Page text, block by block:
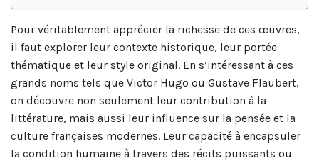
Pour véritablement apprécier la richesse de ces œuvres,
il faut explorer leur contexte historique, leur portée
thématique et leur style original. En s’intéressant à ces
grands noms tels que Victor Hugo ou Gustave Flaubert,
on découvre non seulement leur contribution à la
littérature, mais aussi leur influence sur la pensée et la
culture françaises modernes. Leur capacité à encapsuler
la condition humaine à travers des récits puissants ou